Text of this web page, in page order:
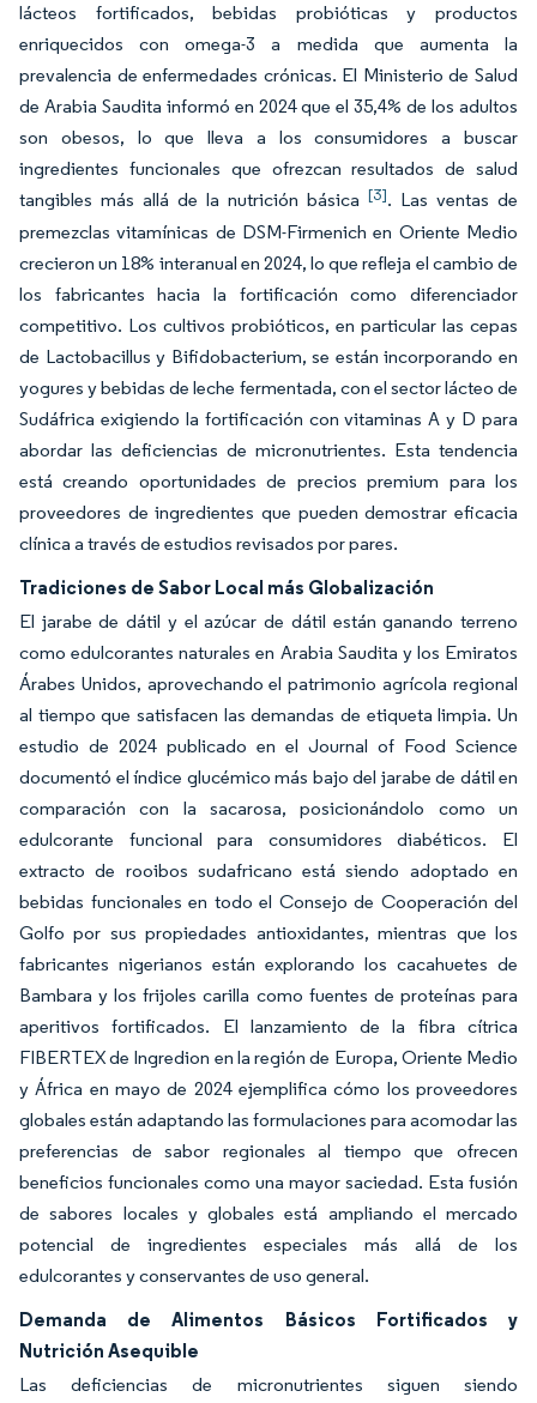
lácteos fortificados, bebidas probióticas y productos
enriquecidos con omega-3 a medida que aumenta la
prevalencia de enfermedades crónicas. El Ministerio de Salud
de Arabia Saudita informó en 2024 que el 35,4% de los adultos
son obesos, lo que lleva a los consumidores a buscar
ingredientes funcionales que ofrezcan resultados de salud
tangibles más allá de la nutrición básica [3]. Las ventas de
premezclas vitamínicas de DSM-Firmenich en Oriente Medio
crecieron un 18% interanual en 2024, lo que refleja el cambio de
los fabricantes hacia la fortificación como diferenciador
competitivo. Los cultivos probióticos, en particular las cepas
de Lactobacillus y Bifidobacterium, se están incorporando en
yogures y bebidas de leche fermentada, con el sector lácteo de
Sudáfrica exigiendo la fortificación con vitaminas A y D para
abordar las deficiencias de micronutrientes. Esta tendencia
está creando oportunidades de precios premium para los
proveedores de ingredientes que pueden demostrar eficacia
clínica a través de estudios revisados por pares.
Tradiciones de Sabor Local más Globalización
El jarabe de dátil y el azúcar de dátil están ganando terreno
como edulcorantes naturales en Arabia Saudita y los Emiratos
Árabes Unidos, aprovechando el patrimonio agrícola regional
al tiempo que satisfacen las demandas de etiqueta limpia. Un
estudio de 2024 publicado en el Journal of Food Science
documentó el índice glucémico más bajo del jarabe de dátil en
comparación con la sacarosa, posicionándolo como un
edulcorante funcional para consumidores diabéticos. El
extracto de rooibos sudafricano está siendo adoptado en
bebidas funcionales en todo el Consejo de Cooperación del
Golfo por sus propiedades antioxidantes, mientras que los
fabricantes nigerianos están explorando los cacahuetes de
Bambara y los frijoles carilla como fuentes de proteínas para
aperitivos fortificados. El lanzamiento de la fibra cítrica
FIBERTEX de Ingredion en la región de Europa, Oriente Medio
y África en mayo de 2024 ejemplifica cómo los proveedores
globales están adaptando las formulaciones para acomodar las
preferencias de sabor regionales al tiempo que ofrecen
beneficios funcionales como una mayor saciedad. Esta fusión
de sabores locales y globales está ampliando el mercado
potencial de ingredientes especiales más allá de los
edulcorantes y conservantes de uso general.
Demanda de Alimentos Básicos Fortificados y
Nutrición Asequible
Las deficiencias de micronutrientes siguen siendo